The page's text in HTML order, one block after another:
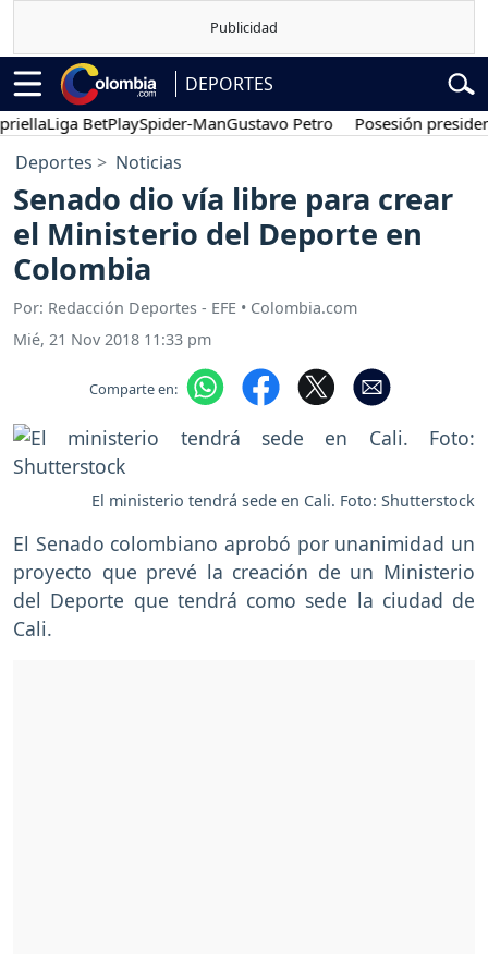
DEPORTES
Liga BetPlaySpider-ManGustavo Petro Posesión presidencial
Deportes Noticias
Senado dio vía libre para crear
el Ministerio del Deporte en
Colombia
Por: Redacción Deportes - EFE • Colombia.com
Mié, 21 Nov 2018 11:33 pm
Comparte en:
El ministerio tendrá sede en Cali. Foto: Shutterstock
El Senado colombiano aprobó por unanimidad un
proyecto que prevé la creación de un Ministerio
del Deporte que tendrá como sede la ciudad de
Cali.